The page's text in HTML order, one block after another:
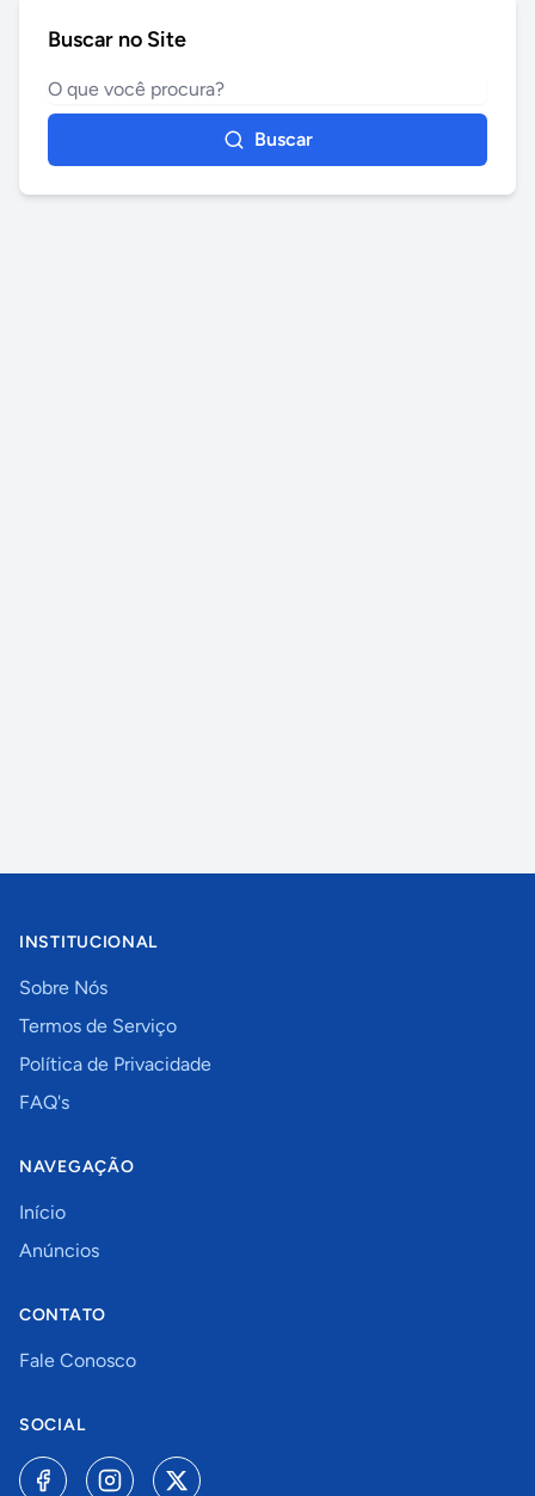
Buscar no Site
Buscar
INSTITUCIONAL
Sobre Nós
Termos de Serviço
Política de Privacidade
FAQ's
NAVEGAÇÃO
Início
Anúncios
CONTATO
Fale Conosco
SOCIAL